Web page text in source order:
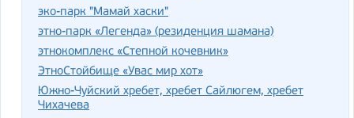
эко-парк "Мамай хаски"
этно-парк «Легенда» (резиденция шамана)
этнокомплекс «Степной кочевник»
ЭтноСтойбище «Увас мир хот»
Южно-Чуйский хребет, хребет Сайлюгем, хребет
Чихачева